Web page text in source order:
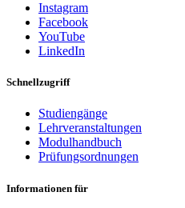
Instagram
Facebook
YouTube
LinkedIn
Schnellzugriff
Studiengänge
Lehrveranstaltungen
Modulhandbuch
Prüfungsordnungen
Informationen für